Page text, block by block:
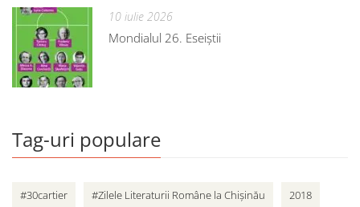
10 iulie 2026
Mondialul 26. Eseiștii
Tag-uri populare
#30cartier #Zilele Literaturii Române la Chișinău 2018